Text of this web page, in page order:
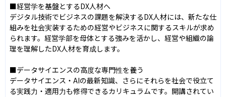
■経営学を基盤とするDX人材へ
デジタル技術でビジネスの課題を解決するDX人材には、新たな仕
組みを社会実装するための経営やビジネスに関するスキルが求め
られます。経営学部を母体とする強みを活かし、経営や組織の論
理を理解したDX人材を育成します。
■データサイエンスの高度な専門性を養う
データサイエンス・AIの最新知識、さらにそれらを社会で役立て
る実践力・適用力も修得できるカリキュラムです。開講されてい